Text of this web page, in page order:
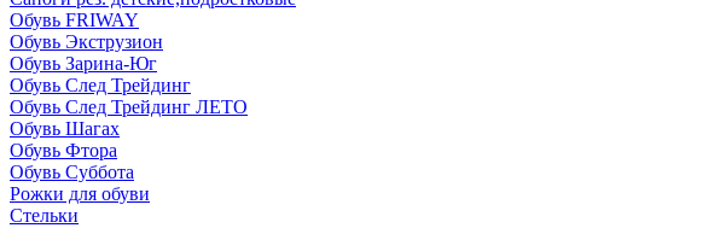
Обувь FRIWAY
Обувь Экструзион
Обувь Зарина-Юг
Обувь След Трейдинг
Обувь След Трейдинг ЛЕТО
Обувь Шагах
Обувь Фтора
Обувь Суббота
Рожки для обуви
Стельки